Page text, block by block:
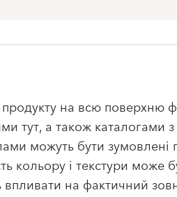
на всю поверхню
тут, а також каталогами
можуть бути
кольору і текстури може
впливати на фактичний